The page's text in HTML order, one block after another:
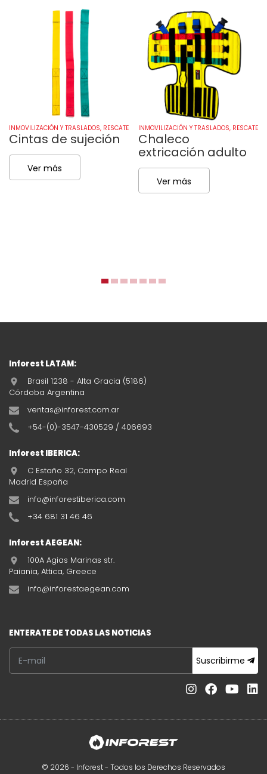
INMOVILIZACIÓN Y TRASLADOS, RESCATE
Cintas de sujeción
Ver más
INMOVILIZACIÓN Y TRASLADOS, RESCATE
Chaleco
extricación adulto
Ver más
Inforest LATAM:
Brasil 1238 - Alta Gracia (5186)
Córdoba Argentina
ventas@inforest.com.ar
+54-(0)-3547-430529 / 406693
Inforest IBERICA:
C Estaño 32, Campo Real
Madrid España
info@inforestiberica.com
+34 681 31 46 46
Inforest AEGEAN:
100A Agias Marinas str.
Paiania, Attica, Greece
info@inforestaegean.com
ENTERATE DE TODAS LAS NOTICIAS
Suscribirme
© 2026 - Inforest - Todos los Derechos Reservados